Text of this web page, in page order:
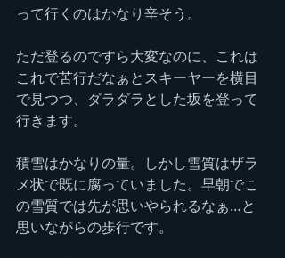
って行くのはかなり辛そう。
ただ登るのですら大変なのに、これは
これで苦行だなぁとスキーヤーを横目
で見つつ、ダラダラとした坂を登って
行きます。
積雪はかなりの量。しかし雪質はザラ
メ状で既に腐っていました。早朝でこ
の雪質では先が思いやられるなぁ…と
思いながらの歩行です。